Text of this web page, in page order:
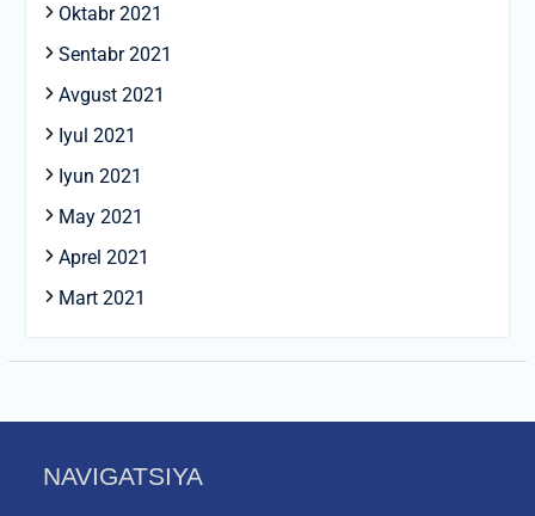
Oktabr 2021
Sentabr 2021
Avgust 2021
Iyul 2021
Iyun 2021
May 2021
Aprel 2021
Mart 2021
NAVIGATSIYA